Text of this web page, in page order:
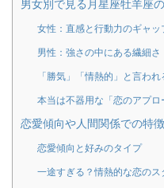
男女別で見る月星座牡羊座
女性：直感と行動力のギャッ
男性：強さの中にある繊細さ
「勝気」「情熱的」と言われ
本当は不器用な「恋のアプロ
恋愛傾向や人間関係での特徴
恋愛傾向と好みのタイプ
一途すぎる？情熱的な恋のス